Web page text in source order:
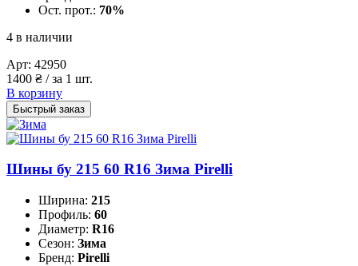
Ост. прот.: 70%
4 в наличии
Арт: 42950
1400 ₴ / за 1 шт.
В корзину
Быстрый заказ
Шины бу 215 60 R16 Зима Pirelli
Ширина: 215
Профиль: 60
Диаметр: R16
Сезон: Зима
Бренд: Pirelli